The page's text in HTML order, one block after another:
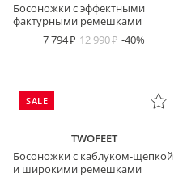
Босоножки с эффектными
фактурными ремешками
7 794
12 990 -40%
SALE
TWOFEET
Босоножки с каблуком-щепкой
и широкими ремешками